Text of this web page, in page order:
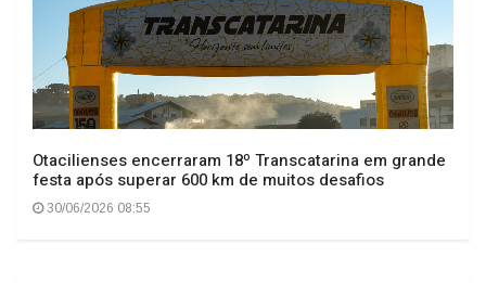
Otacilienses encerraram 18º Transcatarina em grande
festa após superar 600 km de muitos desafios
30/06/2026 08:55